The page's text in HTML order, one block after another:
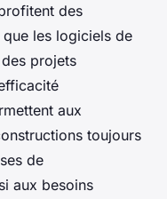
des
les logiciels de
projets
aux
toujours
de
aux besoins